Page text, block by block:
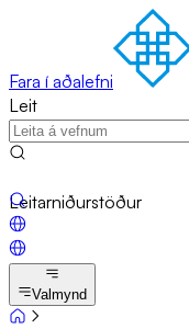
Fara í aðalefni
Leit
Leitarniðurstöður
Valmynd